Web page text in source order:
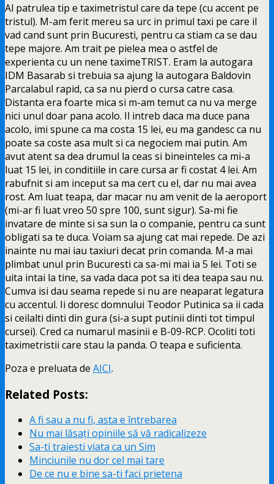
Al patrulea tip e taximetristul care da tepe (cu accent pe
tristul). M-am ferit mereu sa urc in primul taxi pe care il
vad cand sunt prin Bucuresti, pentru ca stiam ca se dau
tepe majore. Am trait pe pielea mea o astfel de
experienta cu un nene taximeTRIST. Eram la autogara
IDM Basarab si trebuia sa ajung la autogara Baldovin
Parcalabul rapid, ca sa nu pierd o cursa catre casa.
Distanta era foarte mica si m-am temut ca nu va merge
nici unul doar pana acolo. Il intreb daca ma duce pana
acolo, imi spune ca ma costa 15 lei, eu ma gandesc ca nu
poate sa coste asa mult si ca negociem mai putin. Am
avut atent sa dea drumul la ceas si bineinteles ca mi-a
luat 15 lei, in conditiile in care cursa ar fi costat 4 lei. Am
rabufnit si am inceput sa ma cert cu el, dar nu mai avea
rost. Am luat teapa, dar macar nu am venit de la aeroport
(mi-ar fi luat vreo 50 spre 100, sunt sigur). Sa-mi fie
invatare de minte si sa sun la o companie, pentru ca sunt
obligati sa te duca. Voiam sa ajung cat mai repede. De azi
inainte nu mai iau taxiuri decat prin comanda. M-a mai
plimbat unul prin Bucuresti ca sa-mi mai ia 5 lei. Toti se
uita intai la tine, sa vada daca pot sa iti dea teapa sau nu.
Cumva isi dau seama repede si nu are neaparat legatura
cu accentul. Ii doresc domnului Teodor Putinica sa ii cada
si ceilalti dinti din gura (si-a supt putinii dinti tot timpul
cursei). Cred ca numarul masinii e B-09-RCP. Ocoliti toti
taximetristii care stau la panda. O teapa e suficienta.
Poza e preluata de AICI.
Related Posts:
A fi sau a nu fi, asta e întrebarea
Nu mai lăsați opiniile să vă radicalizeze
Sa-ti traiesti viata ca un Sim
Minciunile nu dor cel mai tare
De ce nu e bine sa-ti faci prietena